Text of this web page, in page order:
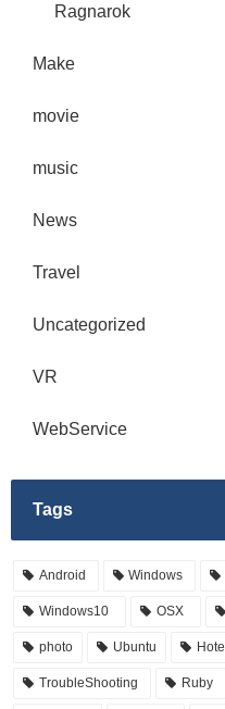
Ragnarok
Make
movie
music
News
Travel
Uncategorized
VR
WebService
Tags
Android Windows
Windows10 OSX
photo Ubuntu Hotel
TroubleShooting Ruby